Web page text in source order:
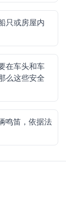
只或房屋内
在车头和车
么这些安全
鸣笛，依据法